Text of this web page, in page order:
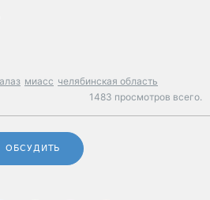
миасс челябинская область
1483 просмотров всего.
ОБСУДИТЬ